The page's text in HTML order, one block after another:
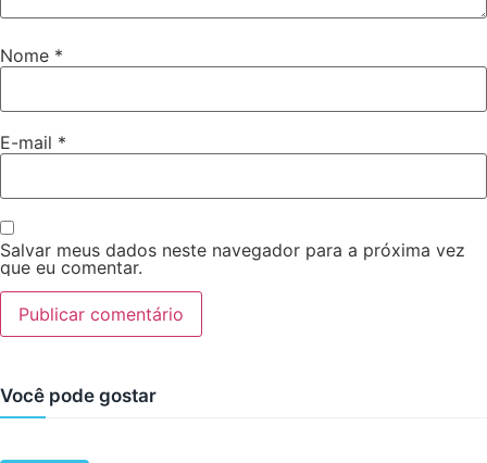
Nome *
E-mail *
Salvar meus dados neste navegador para a próxima vez
que eu comentar.
Você pode gostar